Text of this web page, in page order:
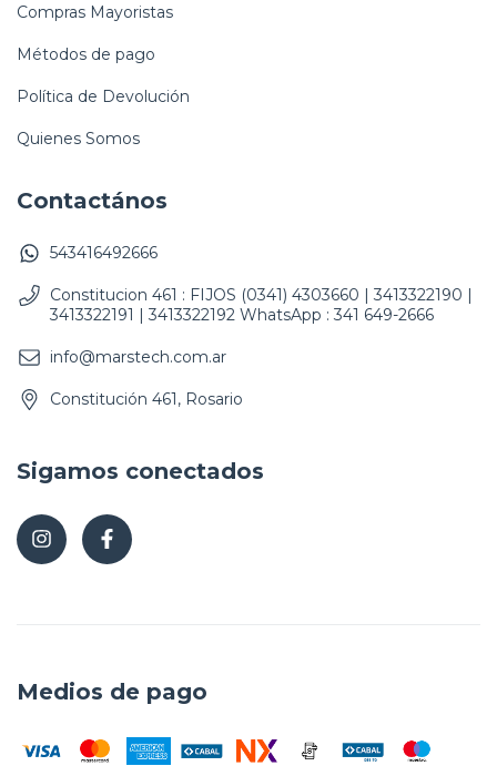
Compras Mayoristas
Métodos de pago
Política de Devolución
Quienes Somos
Contactános
543416492666
Constitucion 461 : FIJOS (0341) 4303660 | 3413322190 |
3413322191 | 3413322192 WhatsApp : 341 649-2666
info@marstech.com.ar
Constitución 461, Rosario
Sigamos conectados
Medios de pago